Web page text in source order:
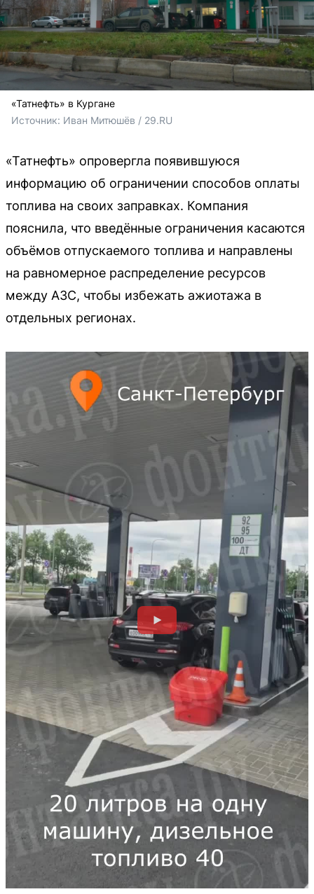
«Татнефть» в Кургане
Источник: Иван Митюшёв / 29.RU
«Татнефть» опровергла появившуюся
информацию об ограничении способов оплаты
топлива на своих заправках. Компания
пояснила, что введённые ограничения касаются
объёмов отпускаемого топлива и направлены
на равномерное распределение ресурсов
между АЗС, чтобы избежать ажиотажа в
отдельных регионах.